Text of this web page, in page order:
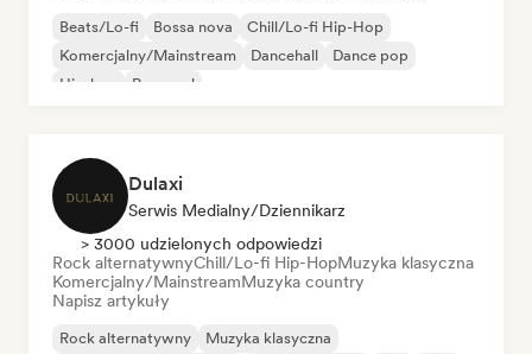
Beats/Lo-fi Bossa nova
Chill/Lo-fi Hip-Hop
Komercjalny/Mainstream
Dancehall
Dance pop
Hip-hop
Pop-soul
Dulaxi
Serwis Medialny/Dziennikarz
> 3000 udzielonych odpowiedzi
Rock alternatywnyChill/Lo-fi Hip-HopMuzyka klasyczna
Komercjalny/MainstreamMuzyka country
Napisz artykuły
Rock alternatywny
Muzyka klasyczna